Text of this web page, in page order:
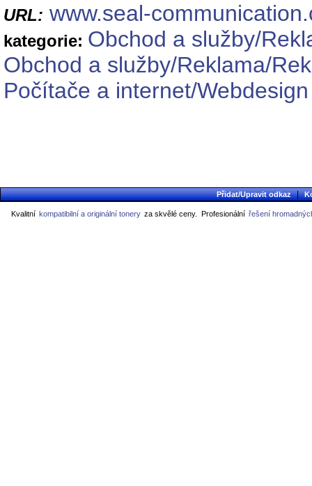
URL: www.seal-
kategorie: Obchod a služby/
Obchod a služby/Reklama/
Počítače a internet/
Přidat/Upravit odkaz |
Kvalitní kompatibilní a originální tonery za skvělé ceny. Profesionální řešení